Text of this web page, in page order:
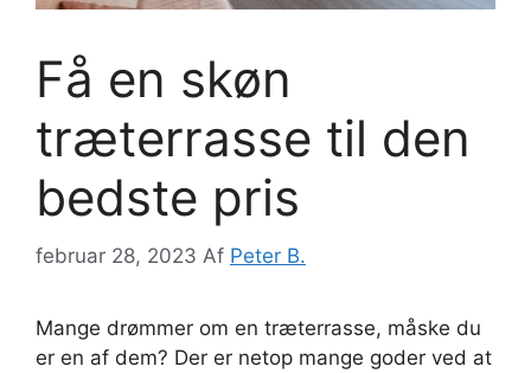
Få en skøn
træterrasse til den
bedste pris
februar 28, 2023 Af Peter B.
Mange drømmer om en træterrasse, måske du
er en af dem? Der er netop mange goder ved at